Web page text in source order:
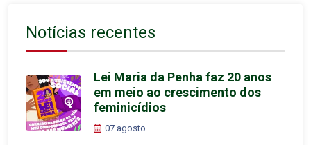
Notícias recentes
Lei Maria da Penha faz 20 anos
em meio ao crescimento dos
feminicídios
07 agosto